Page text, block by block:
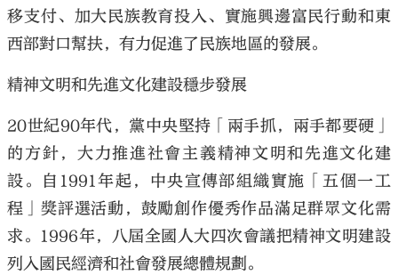
移支付、加大民族教育投入、實施興邊富民行動和東
西部對口幫扶，有力促進了民族地區的發展。
精神文明和先進文化建設穩步發展
20世紀90年代，黨中央堅持「兩手抓，兩手都要硬」
的方針，大力推進社會主義精神文明和先進文化建
設。自1991年起，中央宣傳部組織實施「五個一工
程」獎評選活動，鼓勵創作優秀作品滿足群眾文化需
求。1996年，八屆全國人大四次會議把精神文明建設
列入國民經濟和社會發展總體規劃。